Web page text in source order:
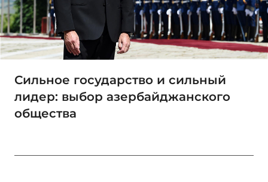
Сильное государство и сильный
лидер: выбор азербайджанского
общества